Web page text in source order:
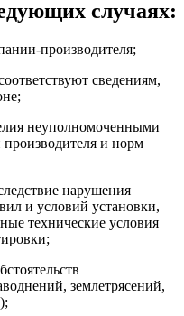
случаях:
производителя;
сведениям,
неуполномоченными
и норм
нарушения
и условий установки,
технические условия
землетрясений,